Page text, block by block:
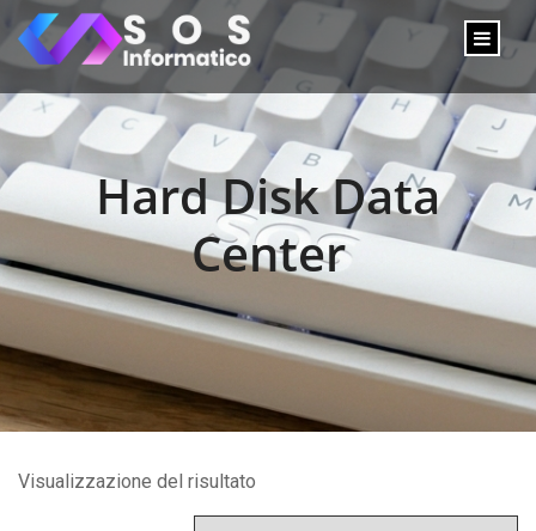
Hard Disk Data
Center
Visualizzazione del risultato